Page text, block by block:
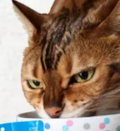
書籍・雑誌出版
チャレンジ